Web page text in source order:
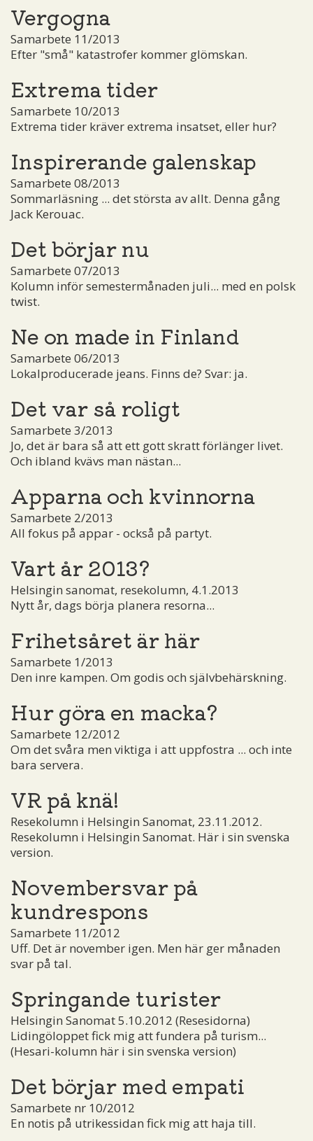
Vergogna
Samarbete 11/2013
Efter "små" katastrofer kommer glömskan.
Extrema tider
Samarbete 10/2013
Extrema tider kräver extrema insatset, eller hur?
Inspirerande galenskap
Samarbete 08/2013
Sommarläsning ... det största av allt. Denna gång
Jack Kerouac.
Det börjar nu
Samarbete 07/2013
Kolumn inför semestermånaden juli... med en polsk
twist.
Ne on made in Finland
Samarbete 06/2013
Lokalproducerade jeans. Finns de? Svar: ja.
Det var så roligt
Samarbete 3/2013
Jo, det är bara så att ett gott skratt förlänger livet.
Och ibland kvävs man nästan...
Apparna och kvinnorna
Samarbete 2/2013
All fokus på appar - också på partyt.
Vart år 2013?
Helsingin sanomat, resekolumn, 4.1.2013
Nytt år, dags börja planera resorna...
Frihetsåret är här
Samarbete 1/2013
Den inre kampen. Om godis och självbehärskning.
Hur göra en macka?
Samarbete 12/2012
Om det svåra men viktiga i att uppfostra ... och inte
bara servera.
VR på knä!
Resekolumn i Helsingin Sanomat, 23.11.2012.
Resekolumn i Helsingin Sanomat. Här i sin svenska
version.
Novembersvar på
kundrespons
Samarbete 11/2012
Uff. Det är november igen. Men här ger månaden
svar på tal.
Springande turister
Helsingin Sanomat 5.10.2012 (Resesidorna)
Lidingöloppet fick mig att fundera på turism...
(Hesari-kolumn här i sin svenska version)
Det börjar med empati
Samarbete nr 10/2012
En notis på utrikessidan fick mig att haja till.